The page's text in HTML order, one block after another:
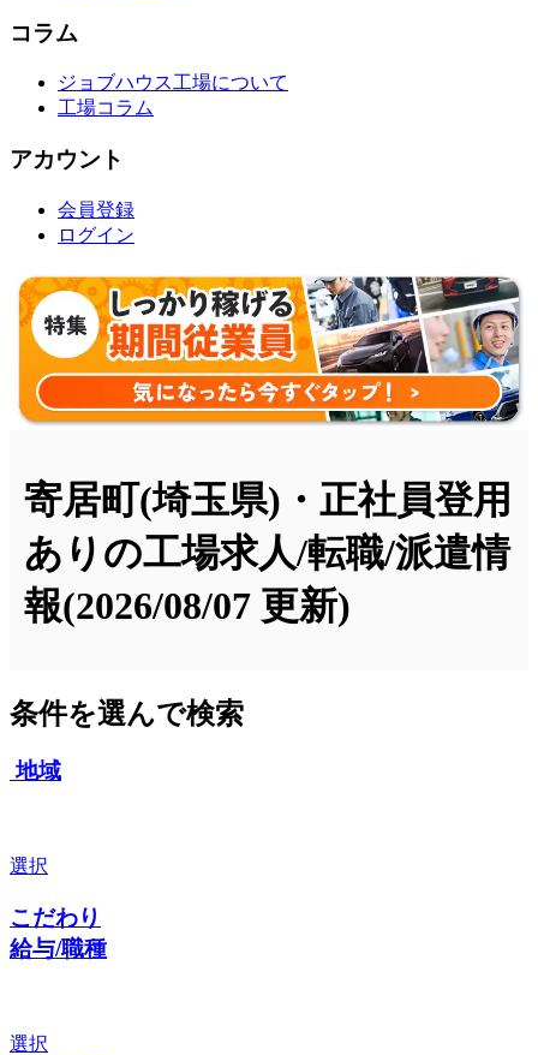
コラム
ジョブハウス工場について
工場コラム
アカウント
会員登録
ログイン
寄居町(埼玉県)・正社員登用
ありの工場求人/転職/派遣情
報(2026/08/07 更新)
条件を選んで検索
地域
選択
こだわり
給与/職種
選択